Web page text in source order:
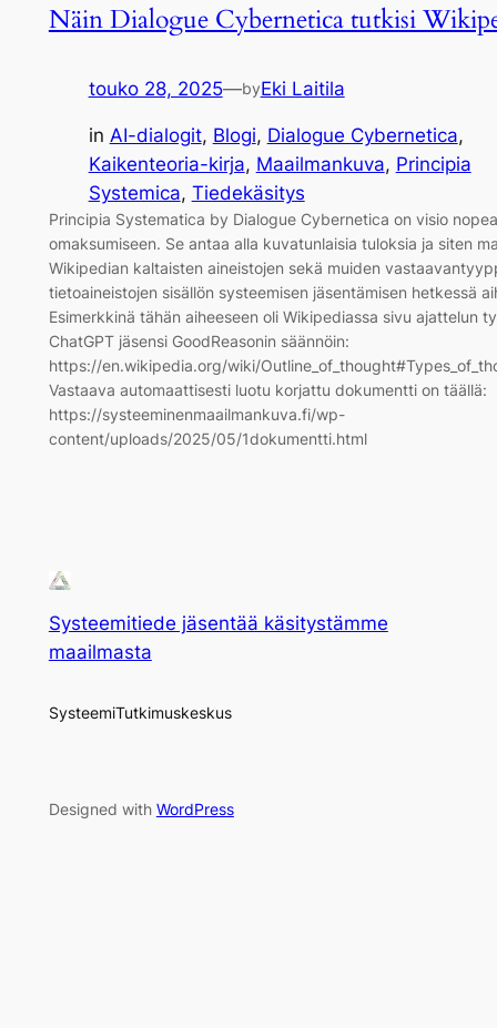
Näin Dialogue Cybernetica tutkisi
touko 28, 2025—byEki Laitila
in AI-dialogit, Blogi, Dialogue Cybernetica
Kaikenteoria-kirja, Maailmankuva, Principia
Systemica, Tiedekäsitys
Principia Systematica by Dialogue Cybernetica on visio
omaksumiseen. Se antaa alla kuvatunlaisia tuloksia ja siten
Wikipedian kaltaisten aineistojen sekä muiden
tietoaineistojen sisällön systeemisen jäsentämisen hetkessä
Esimerkkinä tähän aiheeseen oli Wikipediassa sivu ajattelun
ChatGPT jäsensi GoodReasonin säännöin:
https://en.wikipedia.org/wiki/
Vastaava automaattisesti luotu korjattu dokumentti on täällä:
https://systeeminenmaailmankuva.fi/wp-
content/uploads/2025/05/1dokumentti.html
Systeemitiede jäsentää käsitystämme
maailmasta
SysteemiTutkimuskeskus
Designed with WordPress